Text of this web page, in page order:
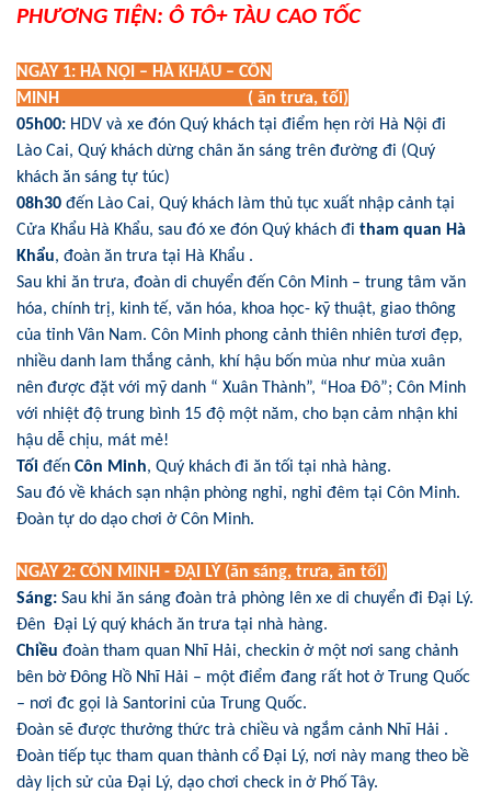
PHƯƠNG TIỆN: Ô TÔ+ TÀU CAO TỐC
NGÀY 1: HÀ NỘI – HÀ KHẨU – CÔN
MINH ( ăn trưa, tối)
05h00: HDV và xe đón Quý khách tại điểm hẹn rời Hà Nội đi
Lào Cai, Quý khách dừng chân ăn sáng trên đường đi (Quý
khách ăn sáng tự túc)
08h30 đến Lào Cai, Quý khách làm thủ tục xuất nhập cảnh tại
Cửa Khẩu Hà Khẩu, sau đó xe đón Quý khách đi tham quan Hà
Khẩu, đoàn ăn trưa tại Hà Khẩu .
Sau khi ăn trưa, đoàn di chuyển đến Côn Minh – trung tâm văn
hóa, chính trị, kinh tế, văn hóa, khoa học- kỹ thuật, giao thông
của tỉnh Vân Nam. Côn Minh phong cảnh thiên nhiên tươi đẹp,
nhiều danh lam thắng cảnh, khí hậu bốn mùa như mùa xuân
nên được đặt với mỹ danh “ Xuân Thành”, “Hoa Đô”; Côn Minh
với nhiệt độ trung bình 15 độ một năm, cho bạn cảm nhận khi
hậu dễ chịu, mát mẻ!
Tối đến Côn Minh, Quý khách đi ăn tối tại nhà hàng.
Sau đó về khách sạn nhận phòng nghỉ, nghỉ đêm tại Côn Minh.
Đoàn tự do dạo chơi ở Côn Minh.
NGÀY 2: CÔN MINH - ĐẠI LÝ (ăn sáng, trưa, ăn tối)
Sáng: Sau khi ăn sáng đoàn trả phòng lên xe di chuyển đi Đại Lý.
Đên Đại Lý quý khách ăn trưa tại nhà hàng.
Chiều đoàn tham quan Nhĩ Hải, checkin ở một nơi sang chảnh
bên bờ Đông Hồ Nhĩ Hải – một điểm đang rất hot ở Trung Quốc
– nơi đc gọi là Santorini của Trung Quốc.
Đoàn sẽ được thưởng thức trà chiều và ngắm cảnh Nhĩ Hải .
Đoàn tiếp tục tham quan thành cổ Đại Lý, nơi này mang theo bề
dày lịch sử của Đại Lý, dạo chơi check in ở Phố Tây.